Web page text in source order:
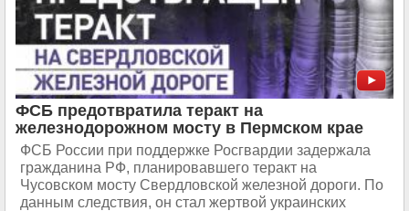
ФСБ предотвратила теракт на
железнодорожном мосту в Пермском крае
ФСБ России при поддержке Росгвардии задержала
гражданина РФ, планировавшего теракт на
Чусовском мосту Свердловской железной дороги. По
данным следствия, он стал жертвой украинских